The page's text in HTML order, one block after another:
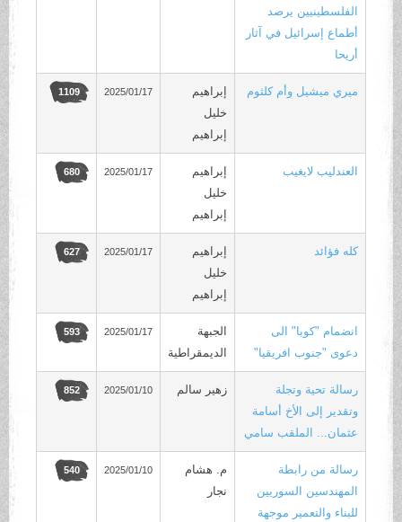
الفلسطينيين يرصد
أطماع إسرائيل في آثار
أريحا
ميري ميشيل وأم كلثوم
إبراهيم
خليل
إبراهيم
2025/01/17
1109
العندليب لايغيب
إبراهيم
خليل
إبراهيم
2025/01/17
680
كله فؤائد
إبراهيم
خليل
إبراهيم
2025/01/17
627
انضمام "كوبا" الى
دعوى "جنوب افريقيا"
الجبهة
الديمقراطية
2025/01/17
593
‏رسالة تحية وتجلة
وتقدير إلى الأخ أسامة
عثمان... الملقب سامي
زهير سالم 2025/01/10
852
رسالة من رابطة
المهندسين السوريين
للبناء والتعمير موجهة
م. هشام
نجار
2025/01/10
540